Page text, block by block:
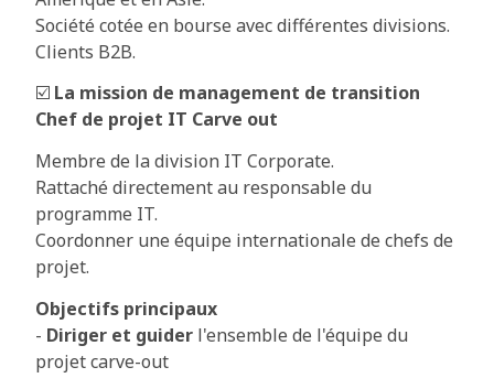
Société cotée en bourse avec différentes divisions.
Clients B2B.
☑️ La mission de management de transition
Chef de projet IT Carve out
Membre de la division IT Corporate.
Rattaché directement au responsable du
programme IT.
Coordonner une équipe internationale de chefs de
projet.
Objectifs principaux
- Diriger et guider l'ensemble de l'équipe du
projet carve-out